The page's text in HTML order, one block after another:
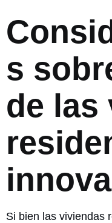
s
de las
Si bien las viviendas